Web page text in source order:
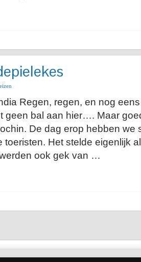
Regen, regen, en nog
geen bal aan hier…. Maar
De dag erop hebben we
toeristen. Het stelde eigenlijk
ook gek van …